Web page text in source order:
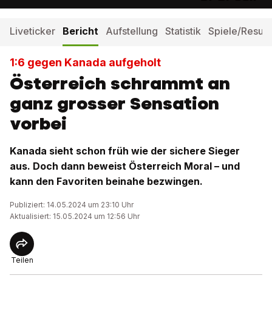
Liveticker Bericht Aufstellung Statistik Spiele/
1:6 gegen Kanada aufgeholt
Österreich schrammt an
ganz grosser Sensation
vorbei
Kanada sieht schon früh wie der sichere Sieger
aus. Doch dann beweist Österreich Moral – und
kann den Favoriten beinahe bezwingen.
Publiziert: 14.05.2024 um 23:10 Uhr
Aktualisiert: 15.05.2024 um 12:56 Uhr
Teilen